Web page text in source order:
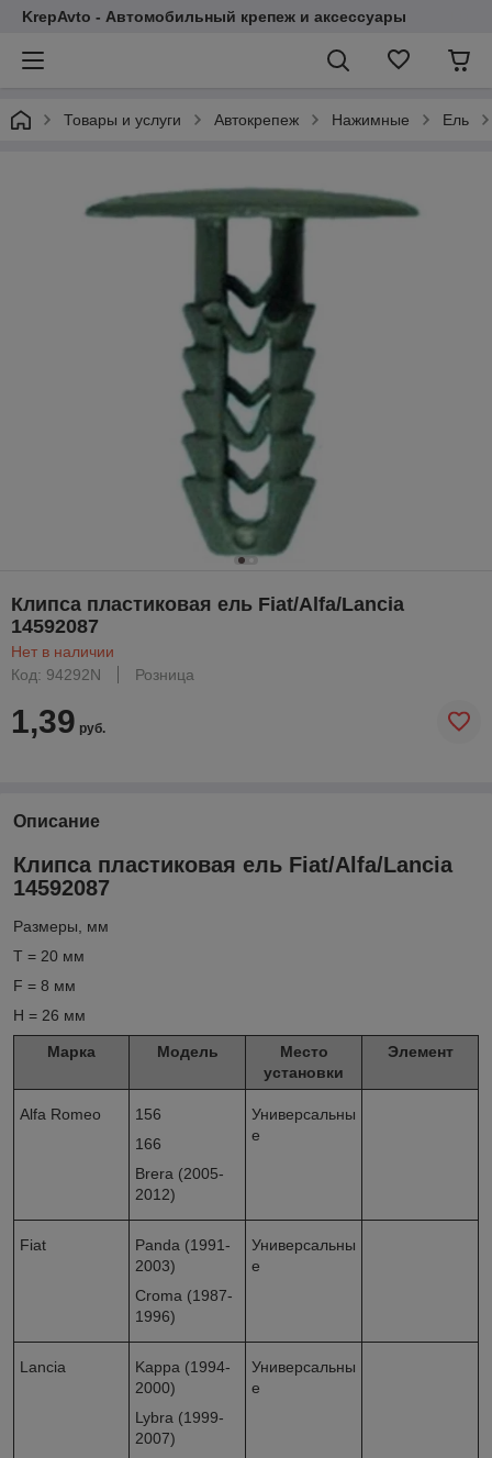
KrepAvto - Автомобильный крепеж и аксессуары
Товары и услуги Автокрепеж Нажимные Ель
Клипса пластиковая ель Fiat/Alfa/Lancia
14592087
Нет в наличии
Код: 94292N
Розница
1,39 руб.
Описание
Клипса пластиковая ель Fiat/Alfa/Lancia
14592087
Размеры, мм
T = 20 мм
F = 8 мм
H = 26 мм
Марка Модель
Место
установки
Элемент
Alfa Romeo
156
166
Brera (2005-
2012)
Универсальны
е
Fiat
Panda (1991-
2003)
Croma (1987-
1996)
Универсальны
е
Lancia
Kappa (1994-
2000)
Lybra (1999-
2007)
Универсальны
е